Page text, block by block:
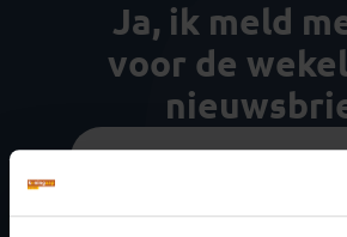
Ja, ik meld
voor de